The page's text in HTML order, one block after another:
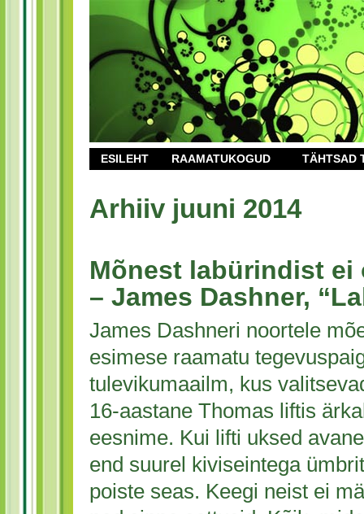
ESILEHT RAAMATUKOGUD TÄHTSAD
Arhiiv juuni 2014
Mõnest labürindist ei
– James Dashner,
James Dashneri noortele
esimese raamatu
tulevikumaailm, kus
16-aastane Thomas liftis
eesnime. Kui lifti uksed
end suurel kiviseintega
poiste seas. Keegi neist ei